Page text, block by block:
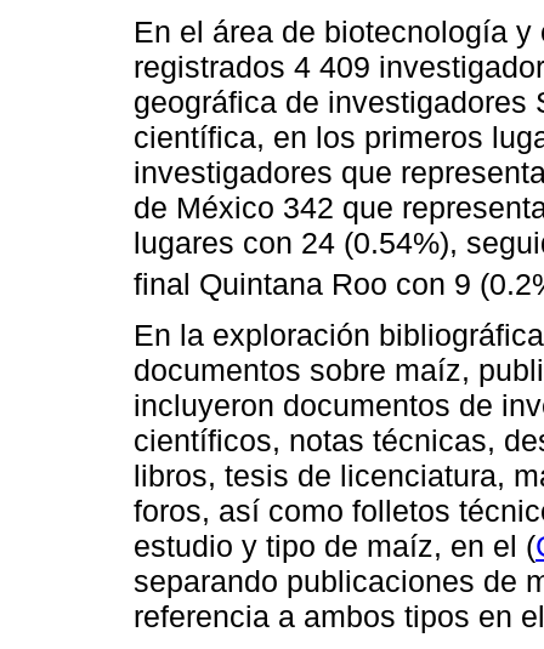
En el área de biotecnología
registrados 4 409
geográfica de investigadores
científica, en los primeros
investigadores que
de México 342 que
lugares con 24 (0.54%),
final Quintana Roo con 9
En la exploración
documentos sobre maíz,
incluyeron documentos de
científicos, notas técnicas,
libros, tesis de licenciatura,
foros, así como folletos
estudio y tipo de maíz, en el (
separando publicaciones de
referencia a ambos tipos en